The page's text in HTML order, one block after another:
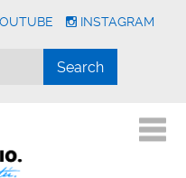
INSTAGRAM